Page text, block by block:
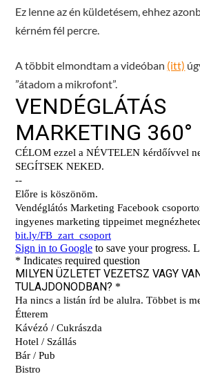
Ez lenne az én küldetésem, ehhez
kérném fél percre.
A többit elmondtam a videóban (itt)
”átadom a mikrofont”.